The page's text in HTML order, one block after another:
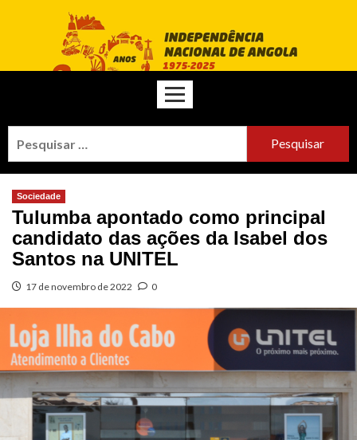
Sociedade
Tulumba apontado como principal
candidato das ações da Isabel dos
Santos na UNITEL
17 de novembro de 2022 0